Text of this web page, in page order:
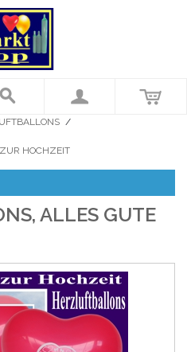
/
HOCHZEIT
ALLES GUTE